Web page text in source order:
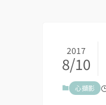
2017
8/10
心擷影